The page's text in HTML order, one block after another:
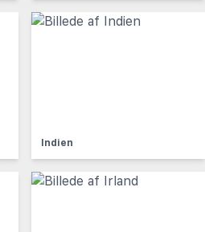
Indien